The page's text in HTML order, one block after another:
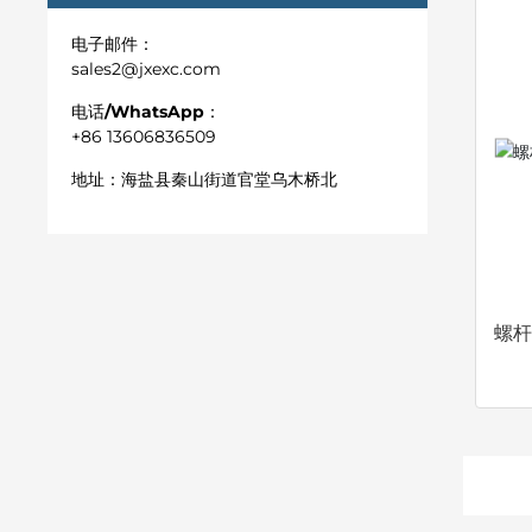
电子邮件：
sales2@jxexc.com
电话/WhatsApp：
+86 13606836509
地址：海盐县秦山街道官堂乌木桥北
螺杆